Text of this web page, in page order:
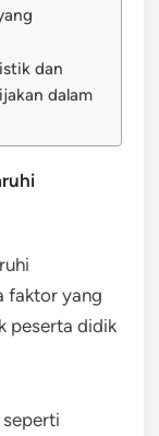
dan
dalam
faktor yang
peserta didik